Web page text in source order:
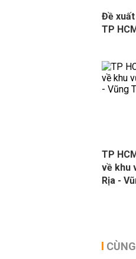
Đề
TP
TP
về khu
Rịa -